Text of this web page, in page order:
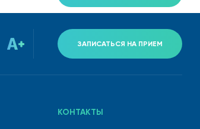
ЗАПИСАТЬСЯ НА ПРИЕМ
КОНТАКТЫ